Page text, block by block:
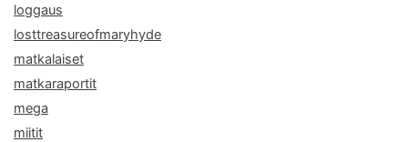
loggaus
losttreasureofmaryhyde
matkalaiset
matkaraportit
mega
miitit